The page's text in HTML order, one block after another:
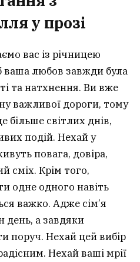
у прозі
вас із річницею
ваша любов завжди була
та натхнення. Ви вже
важливої дороги, тому
більше світлих днів,
подій. Нехай у
повага, довіра,
сміх. Крім того,
одне одного навіть
важко. Адже сім’я
день, а завдяки
поруч. Нехай цей вибір
Нехай ваші мрії